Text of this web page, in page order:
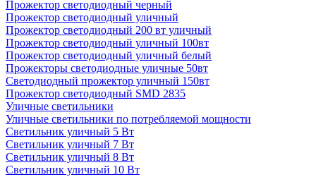
Прожектор светодиодный черный
Прожектор светодиодный уличный
Прожектор светодиодный 200 вт уличный
Прожектор светодиодный уличный 100вт
Прожектор светодиодный уличный белый
Прожекторы светодиодные уличные 50вт
Светодиодный прожектор уличный 150вт
Прожектор светодиодный SMD 2835
Уличные светильники
Уличные светильники по потребляемой мощности
Светильник уличный 5 Вт
Светильник уличный 7 Вт
Светильник уличный 8 Вт
Светильник уличный 10 Вт